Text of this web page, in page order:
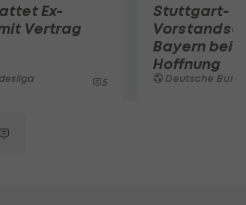
Ex-
Vertrag
5
Stuttgart-
Bayern bei
Hoffnung
Deutsche